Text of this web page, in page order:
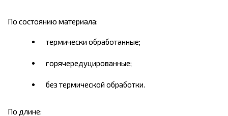
По состоянию материала:
термически обработанные;
горячередуцированные;
без термической обработки.
По длине: